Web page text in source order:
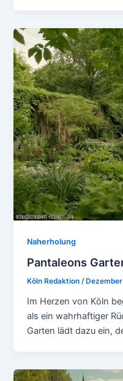
Naherholung
Pantaleons
Köln Redaktion/
Im Herzen von Köln
als ein wahrhaftiger
Garten lädt dazu ein,